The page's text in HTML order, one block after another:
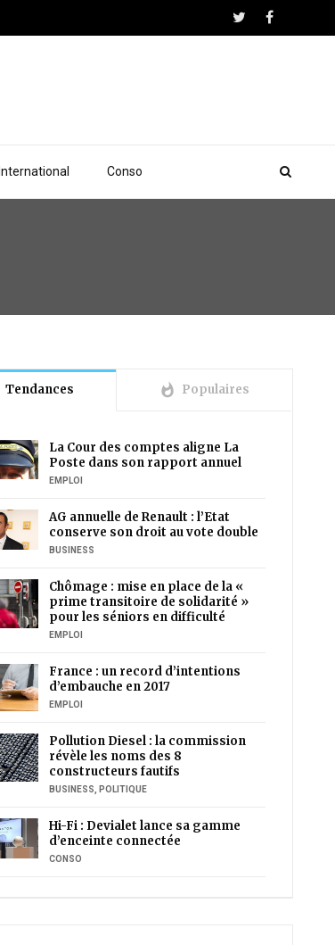
International Conso
Tendances whatshot Populaires
La Cour des comptes aligne La
Poste dans son rapport annuel
EMPLOI
AG annuelle de Renault : l’Etat
conserve son droit au vote double
BUSINESS
Chômage : mise en place de la «
prime transitoire de solidarité »
pour les séniors en difficulté
EMPLOI
France : un record d’intentions
d’embauche en 2017
EMPLOI
Pollution Diesel : la commission
révèle les noms des 8
constructeurs fautifs
BUSINESS, POLITIQUE
Hi-Fi : Devialet lance sa gamme
d’enceinte connectée
CONSO